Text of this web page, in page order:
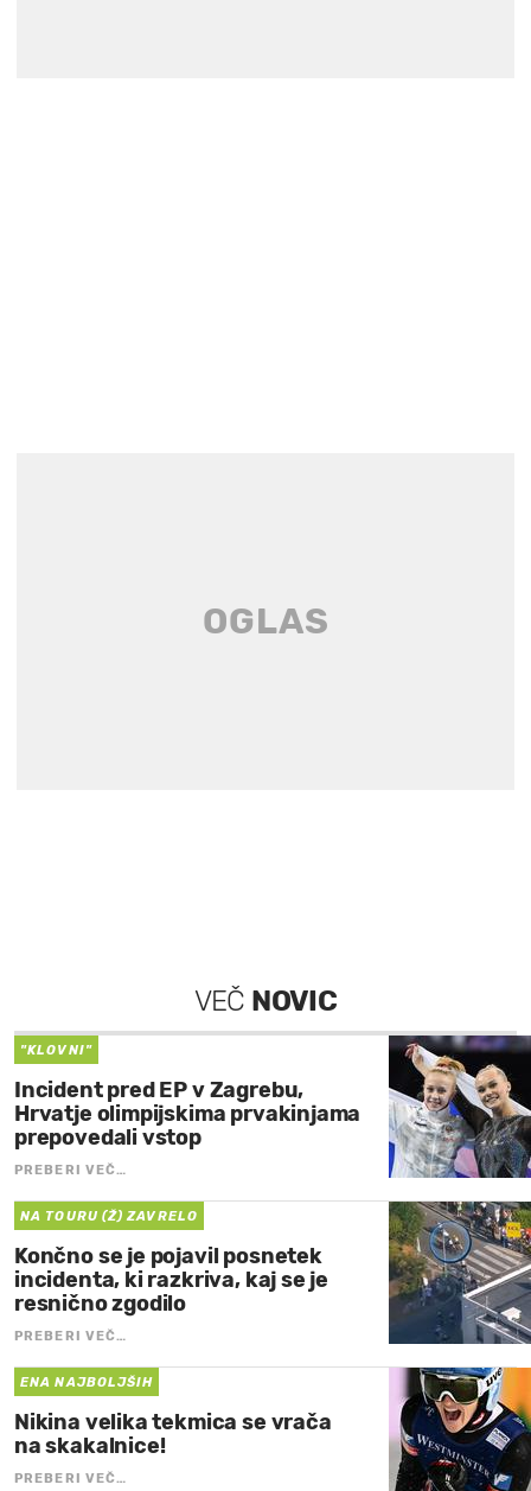
VEČ NOVIC
"KLOVNI"
Incident pred EP v Zagrebu,
Hrvatje olimpijskima prvakinjama
prepovedali vstop
PREBERI VEČ…
NA TOURU (Ž) ZAVRELO
Končno se je pojavil posnetek
incidenta, ki razkriva, kaj se je
resnično zgodilo
PREBERI VEČ…
ENA NAJBOLJŠIH
Nikina velika tekmica se vrača
na skakalnice!
PREBERI VEČ…